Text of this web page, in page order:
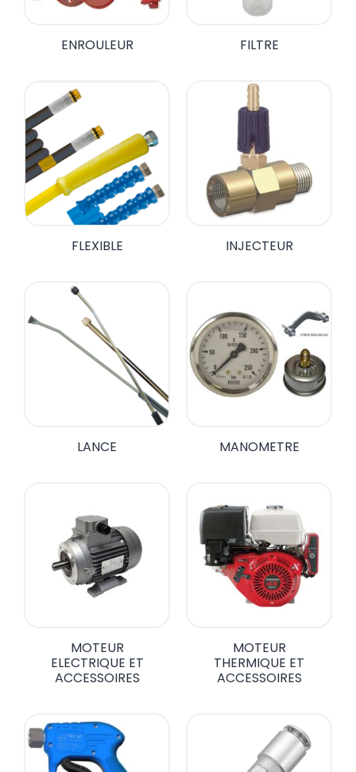
ENROULEUR FILTRE
FLEXIBLE INJECTEUR
LANCE MANOMETRE
MOTEUR
ELECTRIQUE ET
ACCESSOIRES
MOTEUR
THERMIQUE ET
ACCESSOIRES